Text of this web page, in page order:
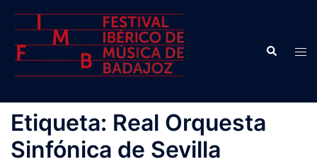
contenido
Buscar
Etiqueta: Real Orquesta
Sinfónica de Sevilla